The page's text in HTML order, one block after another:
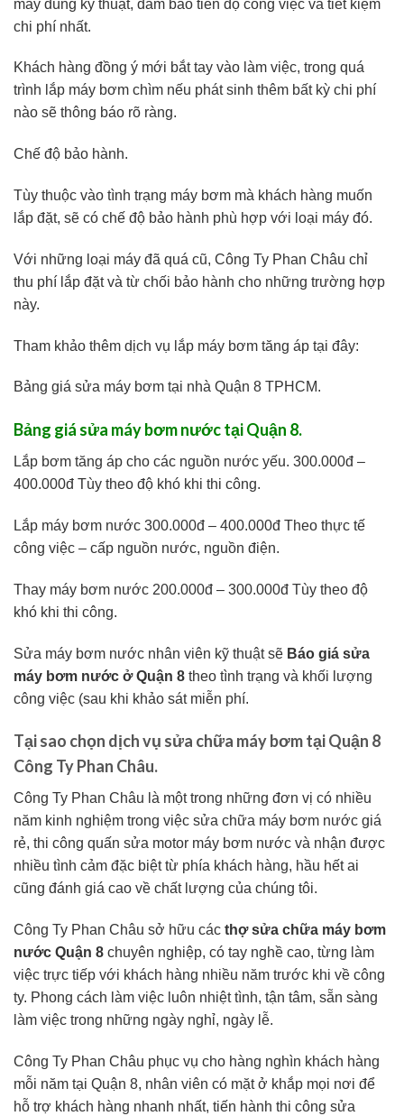
máy đúng kỹ thuật, đảm bảo tiến độ công việc và tiết kiệm
chi phí nhất.
Khách hàng đồng ý mới bắt tay vào làm việc, trong quá
trình lắp máy bơm chìm nếu phát sinh thêm bất kỳ chi phí
nào sẽ thông báo rõ ràng.
Chế độ bảo hành.
Tùy thuộc vào tình trạng máy bơm mà khách hàng muốn
lắp đặt, sẽ có chế độ bảo hành phù hợp với loại máy đó.
Với những loại máy đã quá cũ, Công Ty Phan Châu chỉ
thu phí lắp đặt và từ chối bảo hành cho những trường hợp
này.
Tham khảo thêm dịch vụ lắp máy bơm tăng áp tại đây:
Bảng giá sửa máy bơm tại nhà Quận 8 TPHCM.
Bảng giá sửa máy bơm nước tại Quận 8.
Lắp bơm tăng áp cho các nguồn nước yếu. 300.000đ –
400.000đ Tùy theo độ khó khi thi công.
Lắp máy bơm nước 300.000đ – 400.000đ Theo thực tế
công việc – cấp nguồn nước, nguồn điện.
Thay máy bơm nước 200.000đ – 300.000đ Tùy theo độ
khó khi thi công.
Sửa máy bơm nước nhân viên kỹ thuật sẽ Báo giá sửa
máy bơm nước ở Quận 8 theo tình trạng và khối lượng
công việc (sau khi khảo sát miễn phí.
Tại sao chọn dịch vụ sửa chữa máy bơm tại Quận 8
Công Ty Phan Châu.
Công Ty Phan Châu là một trong những đơn vị có nhiều
năm kinh nghiệm trong việc sửa chữa máy bơm nước giá
rẻ, thi công quấn sửa motor máy bơm nước và nhận được
nhiều tình cảm đặc biệt từ phía khách hàng, hầu hết ai
cũng đánh giá cao về chất lượng của chúng tôi.
Công Ty Phan Châu sở hữu các thợ sửa chữa máy bơm
nước Quận 8 chuyên nghiệp, có tay nghề cao, từng làm
việc trực tiếp với khách hàng nhiều năm trước khi về công
ty. Phong cách làm việc luôn nhiệt tình, tận tâm, sẵn sàng
làm việc trong những ngày nghỉ, ngày lễ.
Công Ty Phan Châu phục vụ cho hàng nghìn khách hàng
mỗi năm tại Quận 8, nhân viên có mặt ở khắp mọi nơi để
hỗ trợ khách hàng nhanh nhất, tiến hành thi công sửa